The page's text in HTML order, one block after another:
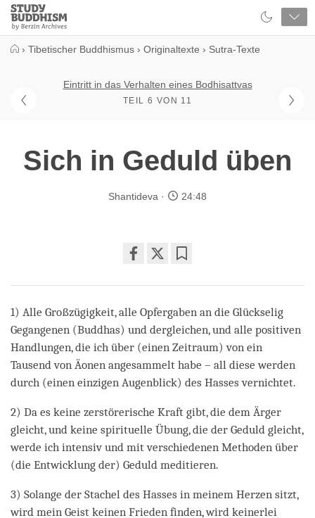
Close
Study
Buddhism
› Tibetischer Buddhismus › Originaltexte › Sutra-Texte
Eintritt in das Verhalten eines Bodhisattvas
TEIL 6 VON 11
Sich in Geduld üben
Shantideva 24:48
on
facebook
1) Alle Großzügigkeit, alle Opfergaben an die Glückselig
Gegangenen (Buddhas) und dergleichen, und alle positiven
Handlungen, die ich über (einen Zeitraum) von ein
Tausend von Äonen angesammelt habe – all diese werden
durch (einen einzigen Augenblick) des Hasses vernichtet.
2) Da es keine zerstörerische Kraft gibt, die dem Ärger
gleicht, und keine spirituelle Übung, die der Geduld gleicht,
werde ich intensiv und mit verschiedenen Methoden über
(die Entwicklung der) Geduld meditieren.
3) Solange der Stachel des Hasses in meinem Herzen sitzt,
wird mein Geist keinen Frieden finden, wird keinerlei